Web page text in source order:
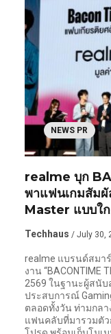
NEWS PR
realme บุก
พาแฟนเกมสัม
Master แบบใ
Techhaus / July 30,
realme แบรนด์สมา
งาน “BACONTIME
2569 ในฐานะผู้สนั
ประสบการณ์
ตลอดทั้งวัน ท่ามกลา
แฟนคลับที่มารวมตัว